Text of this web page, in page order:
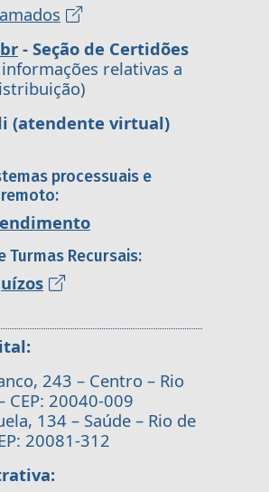
- Seção de Certidões
relativas a
(atendente virtual)
processuais e
Turmas Recursais:
243 – Centro – Rio
CEP: 20040-009
134 – Saúde – Rio de
20081-312